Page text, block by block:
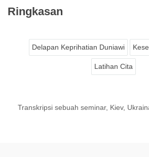
Ringkasan
Delapan Keprihatian Duniawi
Latihan Cita
Transkripsi sebuah seminar, Kiev,